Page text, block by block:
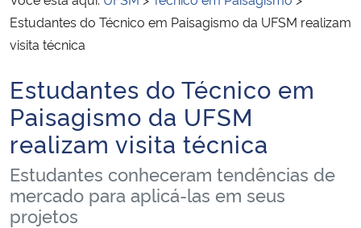
Ministério da Economia
Ministério da Infraestrutura
Ministério da Agricultura, Pecuária e Abastecimento
Ministério da Educação
Ministério da Cidadania
Estudantes do Técnico em Paisagismo da UFSM realizam
visita técnica
Início do conteúdo
Estudantes do Técnico em
Paisagismo da UFSM
realizam visita técnica
Estudantes conheceram tendências de
mercado para aplicá-las em seus
projetos